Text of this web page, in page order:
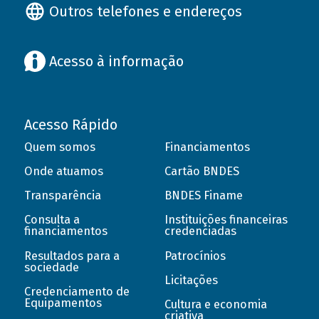
Outros telefones e endereços
Acesso à informação
Acesso Rápido
Quem somos
Onde atuamos
Transparência
Consulta a
financiamentos
Resultados para a
sociedade
Credenciamento de
Equipamentos
Financiamentos
Cartão BNDES
BNDES Finame
Instituições financeiras
credenciadas
Patrocínios
Licitações
Cultura e economia
criativa